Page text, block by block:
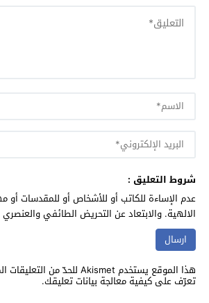
شروط التعليق :
عدم الإساءة للكاتب أو للأشخاص أو للمقدسات أو
الالهية. والابتعاد عن التحريض الطائفي
هذا الموقع يستخدم Akismet للحدّ من التعليقات المزعجة والغير مرغوبة.
تعرّف على كيفية معالجة بيانات تعليقك.